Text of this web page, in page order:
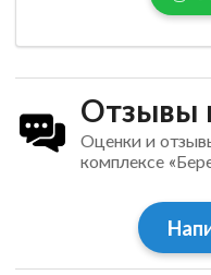
Отзывы
Оценки и
комплексе